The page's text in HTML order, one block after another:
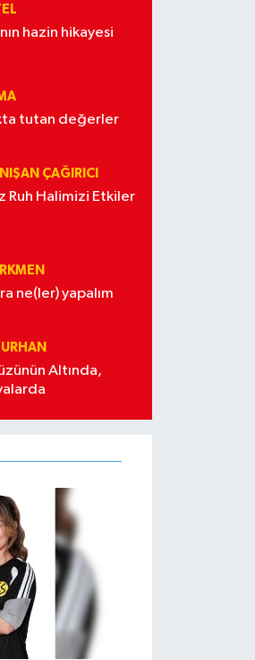
hazin hikayesi
tutan değerler
ÇAĞIRICI
Ruh Halimizi Etkiler
ne(ler) yapalım
Altında,